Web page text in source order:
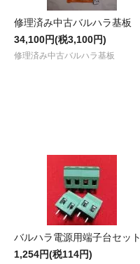
修理済み中古バルハラ基板
34,100円(税3,100円)
修理済み中古バルハラ基板
バルハラ電源用端子台セット
1,254円(税114円)